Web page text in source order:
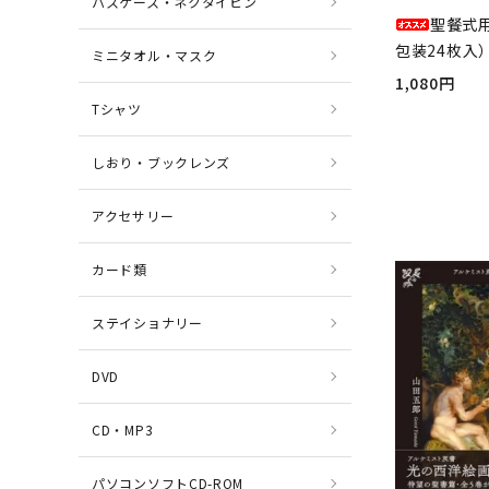
聖餐式
包装24枚入
1,080円
ミニタオル・マスク
Tシャツ
しおり・ブックレンズ
アクセサリー
カード類
ステイショナリー
DVD
CD・MP3
パソコンソフトCD-ROM